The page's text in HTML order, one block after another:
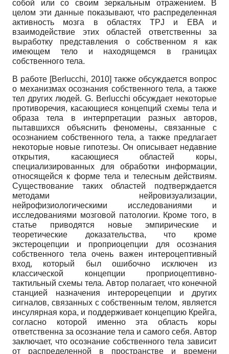
собой или со своим зеркальным отражением. В
целом эти данные показывают, что распределенная
активность мозга в областях TPJ и EBA и
взаимодействие этих областей ответственны за
выработку представления о собственном я как
имеющем тело и находящемся в границах
собственного тела.
В работе [Berlucchi, 2010] также обсуждается вопрос
о механизмах осознания собственного тела, а также
тел других людей. G. Berlucchi обсуждает некоторые
противоречия, касающиеся концепций схемы тела и
образа тела в интерпретации разных авторов,
пытавшихся объяснить феномены, связанные с
осознанием собственного тела, а также предлагает
некоторые новые гипотезы. Он описывает недавние
открытия, касающиеся областей коры,
специализированных для обработки информации,
относящейся к форме тела и телесным действиям.
Существование таких областей подтверждается
методами нейровизуализации,
нейрофизиологическими исследованиями и
исследованиями мозговой патологии. Кроме того, в
статье приводятся новые эмпирические и
теоретические доказательства, что кроме
экстероцепции и проприоцепции для осознания
собственного тела очень важен интероцептивный
вход, который был ошибочно исключен из
классической концепции проприоцептивно-
тактильный схемы тела. Автор полагает, что конечной
станцией назначения интерорецепции и других
сигналов, связанных с собственным телом, является
инсулярная кора, и поддерживает концепцию Крейга,
согласно которой именно эта область коры
ответственна за осознание тела и самого себя. Автор
заключает, что осознание собственного тела зависит
от распределенной в пространстве и времени